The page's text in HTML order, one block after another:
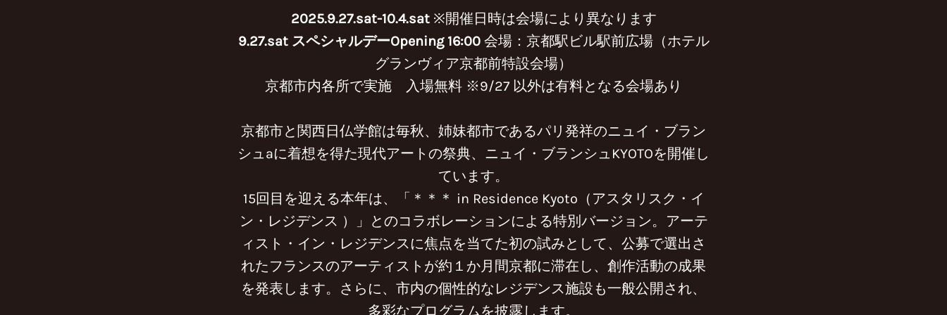
2025.9.27.sat-10.4.sat※開催日時は会場により異なります
9.27.sat スペシャルデーOpening 16:00会場：京都駅ビル駅前広場（ホテル
グランヴィア京都前特設会場）
京都市内各所で実施 入場無料 ※9/27 以外は有料となる会場あり
京都市と関西日仏学館は毎秋、姉妹都市であるパリ発祥のニュイ・ブラン
シュaに着想を得た現代アートの祭典、ニュイ・ブランシュKYOTOを開催し
ています。
15回目を迎える本年は、「＊＊＊ in Residence Kyoto（アスタリスク・イ
ン・レジデンス ）」とのコラボレーションによる特別バージョン。アーテ
ィスト・イン・レジデンスに焦点を当てた初の試みとして、公募で選出さ
れたフランスのアーティストが約１か月間京都に滞在し、創作活動の成果
を発表します。さらに、市内の個性的なレジデンス施設も一般公開され、
多彩なプログラムを披露します。